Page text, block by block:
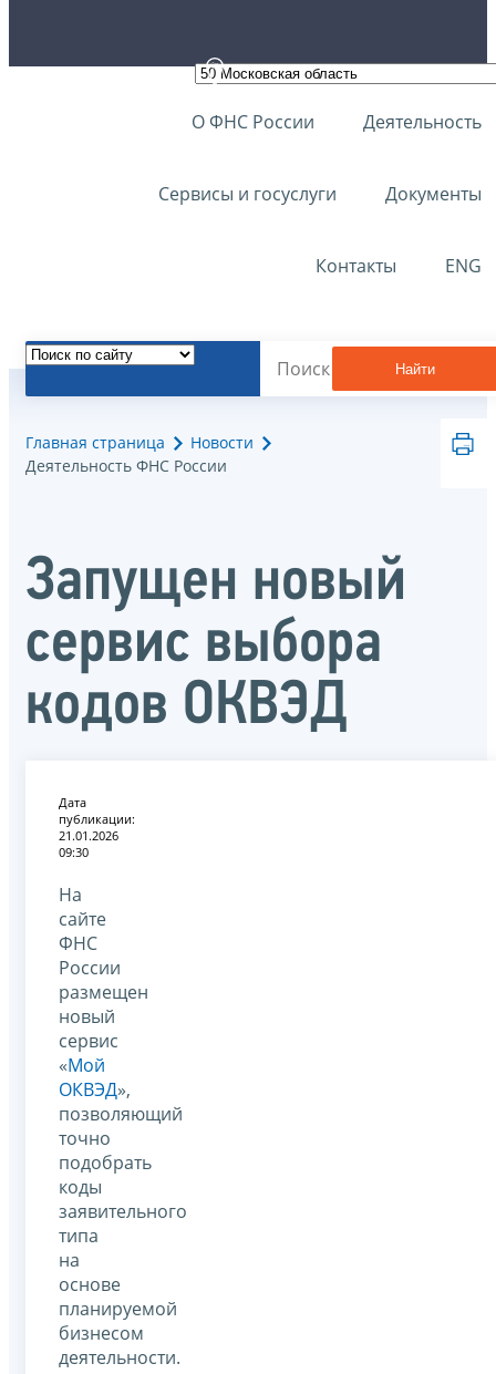
О ФНС России Деятельность
Сервисы и госуслуги Документы
Контакты ENG
Найти
Главная страница
Новости
Деятельность ФНС России
Запущен новый
сервис выбора
кодов ОКВЭД
Дата
публикации:
21.01.2026
09:30
На
сайте
ФНС
России
размещен
новый
сервис
«Мой
ОКВЭД»,
позволяющий
точно
подобрать
коды
заявительного
типа
на
основе
планируемой
бизнесом
деятельности.